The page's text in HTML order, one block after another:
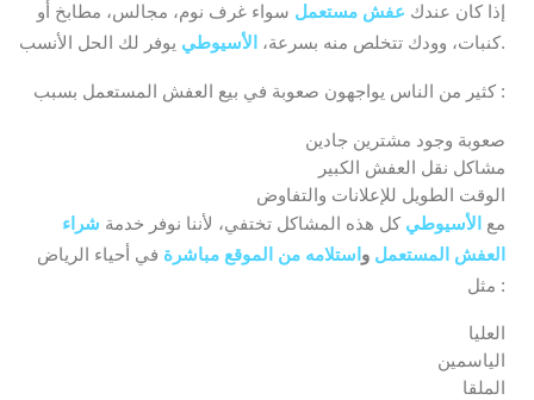
إذا كان عندك عفش مستعمل سواء غرف نوم، مجالس، مطابخ أو
كنبات، وودك تتخلص منه بسرعة، الأسيوطي يوفر لك الحل الأنسب.
كثير من الناس يواجهون صعوبة في بيع العفش المستعمل بسبب :
صعوبة وجود مشترين جادين
مشاكل نقل العفش الكبير
الوقت الطويل للإعلانات والتفاوض
مع الأسيوطي كل هذه المشاكل تختفي، لأننا نوفر خدمة شراء
العفش المستعمل و استلامه من الموقع مباشرة في أحياء الرياض
مثل :
العليا
الياسمين
الملقا